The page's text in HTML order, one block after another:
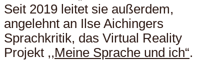
Seit 2019 leitet sie außerdem,
angelehnt an Ilse Aichingers
Sprachkritik, das Virtual Reality
Projekt ,,Meine Sprache und ich“.